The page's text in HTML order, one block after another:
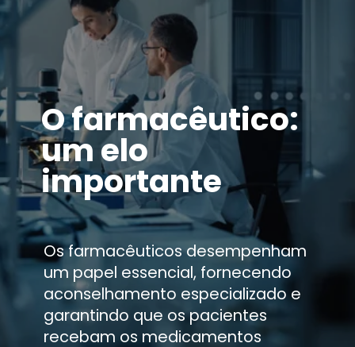
O farmacêutico:
um elo
importante
Os farmacêuticos desempenham
um papel essencial, fornecendo
aconselhamento especializado e
garantindo que os pacientes
recebam os medicamentos